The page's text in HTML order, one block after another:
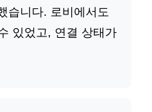
습니다. 로비에서도
있었고, 연결 상태가